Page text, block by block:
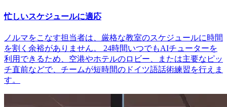
忙しいスケジュールに適応
ノルマをこなす担当者は、厳格な教室のスケジュールに時間
を割く余裕がありません。 24時間いつでもAIチューターを
利用できるため、空港やホテルのロビー、または主要なピッ
チ直前などで、チームが短時間のドイツ語話術練習を行えま
す。